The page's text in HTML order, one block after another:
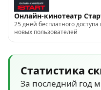
Онлайн-кинотеатр
25 дней бесплатного доступа
новых пользователей
Статистика
За последний год